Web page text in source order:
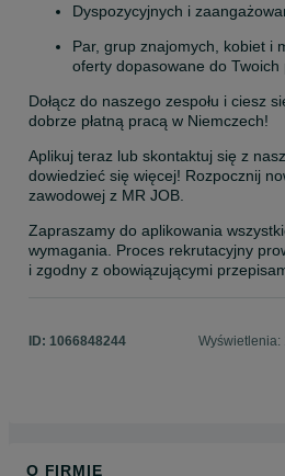
Dyspozycyjnych i
Par, grup znajomych, kobiet i
oferty dopasowane do Twoich
Dołącz do naszego zespołu i ciesz
dobrze płatną pracą w Niemczech!
Aplikuj teraz lub skontaktuj się z
dowiedzieć się więcej! Rozpocznij
zawodowej z MR JOB.
Zapraszamy do aplikowania
wymagania. Proces rekrutacyjny
i zgodny z obowiązującymi
ID: 1066848244 Wyświetlenia:
O FIRMIE